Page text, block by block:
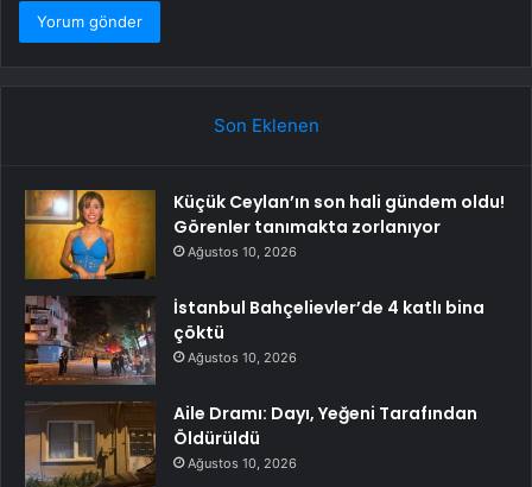
Son Eklenen
Küçük Ceylan’ın son hali gündem oldu!
Görenler tanımakta zorlanıyor
Ağustos 10, 2026
İstanbul Bahçelievler’de 4 katlı bina
çöktü
Ağustos 10, 2026
Aile Dramı: Dayı, Yeğeni Tarafından
Öldürüldü
Ağustos 10, 2026